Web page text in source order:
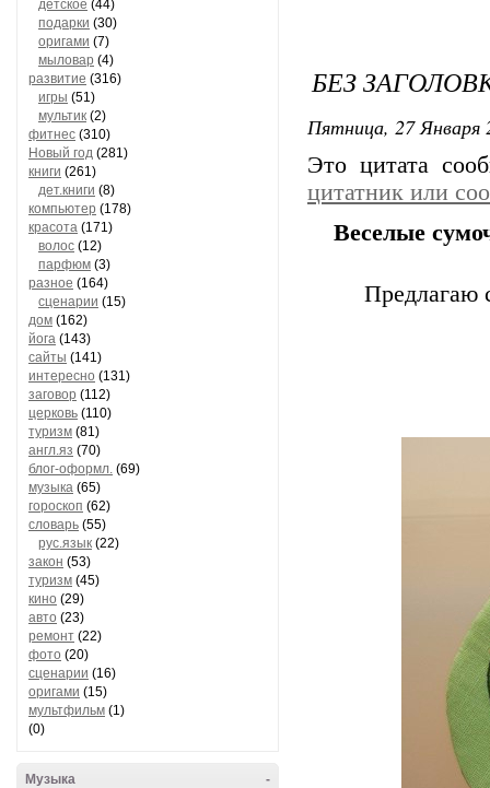
детское (44)
подарки (30)
оригами (7)
мыловар (4)
развитие (316)
игры (51)
мультик (2)
фитнес (310)
Новый год (281)
книги (261)
дет.книги (8)
компьютер (178)
красота (171)
волос (12)
парфюм (3)
разное (164)
сценарии (15)
дом (162)
йога (143)
сайты (141)
интересно (131)
заговор (112)
церковь (110)
туризм (81)
англ.яз (70)
блог-оформл. (69)
музыка (65)
гороскоп (62)
словарь (55)
рус.язык (22)
закон (53)
туризм (45)
кино (29)
авто (23)
ремонт (22)
фото (20)
сценарии (16)
оригами (15)
мультфильм (1)
(0)
-
Музыка
БЕЗ
Пятница, 27 Января
Это цитата
цитатник или
Веселые
Предлагаю